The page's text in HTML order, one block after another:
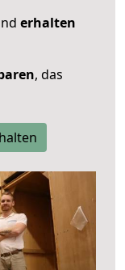
erhalten
, das